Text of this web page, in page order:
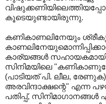
കൂടെയുണ്ടായിരുന്നു.
കണികാണലിനേയും
കാര്യങ്ങള്‍
സിനിമയിലെ
(പാടിയത്‌ പി. ലീല,
അരവിന്ദാക്ഷന്റെ" എന്ന
പതിപ്പ്,